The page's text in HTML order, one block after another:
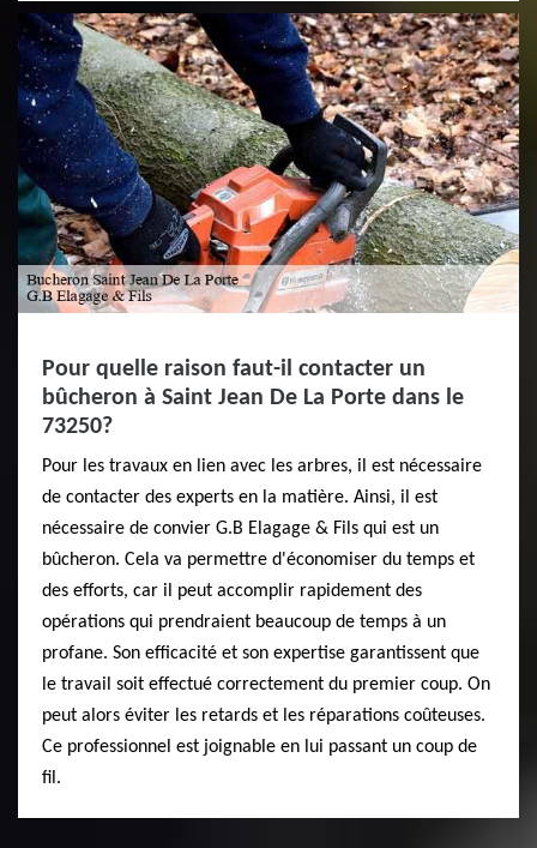
Pour quelle raison faut-il contacter un
bûcheron à Saint Jean De La Porte dans le
73250?
Pour les travaux en lien avec les arbres, il est nécessaire
de contacter des experts en la matière. Ainsi, il est
nécessaire de convier G.B Elagage & Fils qui est un
bûcheron. Cela va permettre d'économiser du temps et
des efforts, car il peut accomplir rapidement des
opérations qui prendraient beaucoup de temps à un
profane. Son efficacité et son expertise garantissent que
le travail soit effectué correctement du premier coup. On
peut alors éviter les retards et les réparations coûteuses.
Ce professionnel est joignable en lui passant un coup de
fil.